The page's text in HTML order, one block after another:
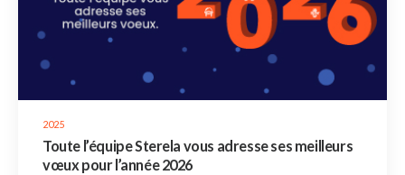
2025
Toute l’équipe Sterela vous adresse ses meilleurs
vœux pour l’année 2026